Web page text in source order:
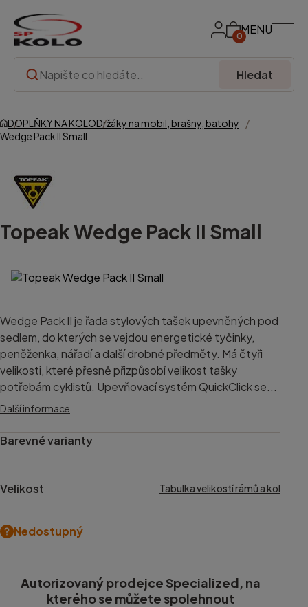
0MENU
Hledat
DOPLŇKY NA KOLODržáky na mobil, brašny, batohy
Wedge Pack II Small
TopeakWedge Pack II Small
Wedge Pack II je řada stylových tašek upevněných pod
sedlem, do kterých se vejdou energetické tyčinky,
peněženka, nářadí a další drobné předměty. Má čtyři
velikosti, které přesně přizpůsobí velikost tašky
potřebám cyklistů. Upevňovací systém QuickClick se...
Další informace
Barevné varianty
Velikost Tabulka velikostí rámů a kol
Nedostupný
Autorizovaný prodejce Specialized, na
kterého se můžete spolehnout